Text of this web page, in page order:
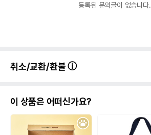
등록된 문의글이 없습니다.
취소/교환/환불
이 상품은 어떠신가요?